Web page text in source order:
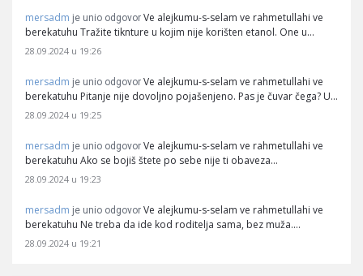
mersadm je unio odgovor Ve alejkumu-s-selam ve rahmetullahi ve
berekatuhu Tražite tiknture u kojim nije korišten etanol. One u…
28.09.2024 u 19:26
mersadm je unio odgovor Ve alejkumu-s-selam ve rahmetullahi ve
berekatuhu Pitanje nije dovoljno pojašenjeno. Pas je čuvar čega? U…
28.09.2024 u 19:25
mersadm je unio odgovor Ve alejkumu-s-selam ve rahmetullahi ve
berekatuhu Ako se bojiš štete po sebe nije ti obaveza…
28.09.2024 u 19:23
mersadm je unio odgovor Ve alejkumu-s-selam ve rahmetullahi ve
berekatuhu Ne treba da ide kod roditelja sama, bez muža.…
28.09.2024 u 19:21